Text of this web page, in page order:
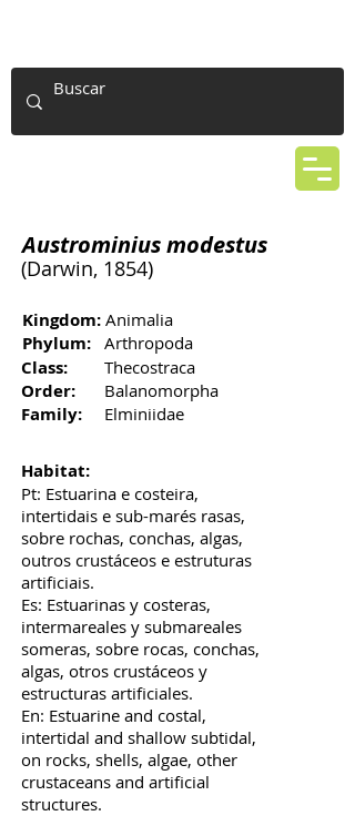
Austrominius modestus
(Darwin, 1854)
Kingdom: Animalia
Phylum: Arthropoda
Class: Thecostraca
Order: Balanomorpha
Family: Elminiidae
Habitat:
Pt: Estuarina e costeira,
intertidais e sub-marés rasas,
sobre rochas, conchas, algas,
outros crustáceos e estruturas
artificiais.
Es: Estuarinas y costeras,
intermareales y submareales
someras, sobre rocas, conchas,
algas, otros crustáceos y
estructuras artificiales.
En: Estuarine and costal,
intertidal and shallow subtidal,
on rocks, shells, algae, other
crustaceans and artificial
structures.